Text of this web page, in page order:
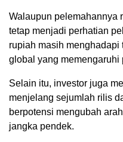
Walaupun pelemahannya
tetap menjadi perhatian
rupiah masih
global yang
Selain itu, investor juga
menjelang sejumlah rilis
berpotensi mengubah
jangka pendek.